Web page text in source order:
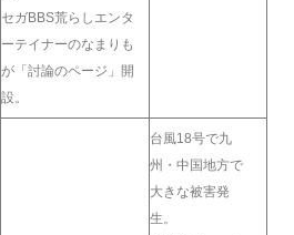
セガBBS荒らしエンタ
ーテイナーのなまりも
が「討論のページ」開
設。
台風18号で九
州・中国地方で
大きな被害発
生。